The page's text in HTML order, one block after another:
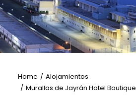
Home
Alojamientos
Murallas de Jayrán Hotel Boutique